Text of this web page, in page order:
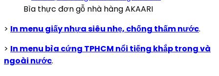
Bìa thực đơn gỗ nhà hàng AKAARI
> In menu giấy nhựa siêu nhẹ, chống thấm nước.
> In menu bìa cứng TPHCM nổi tiếng khắp trong và
ngoài nước.